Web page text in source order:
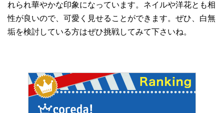
れられ華やかな印象になっています。ネイルや洋花とも相
性が良いので、可愛く見せることができます。ぜひ、白無
垢を検討している方はぜひ挑戦してみて下さいね。